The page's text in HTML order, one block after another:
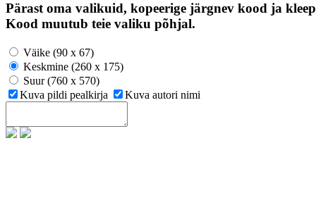
Pärast oma valikuid, kopeerige järgnev kood ja
Kood muutub teie valiku põhjal.
Väike (90 x 67)
Keskmine (260 x 175)
Suur (760 x 570)
Kuva pildi pealkirja
Kuva autori nimi